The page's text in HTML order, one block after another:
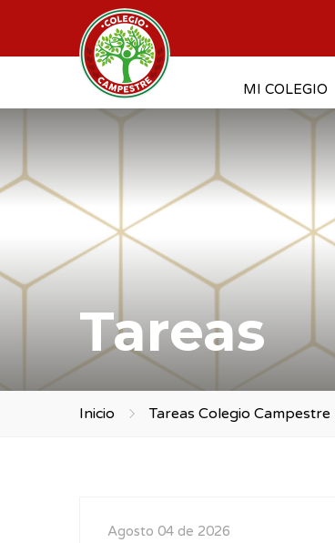
MI COLEGIO
Tareas
Inicio Tareas Colegio Campestre
Agosto 04 de 2026